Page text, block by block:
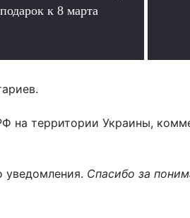
к 8 марта
на территории Украины,
уведомления. Спасибо за